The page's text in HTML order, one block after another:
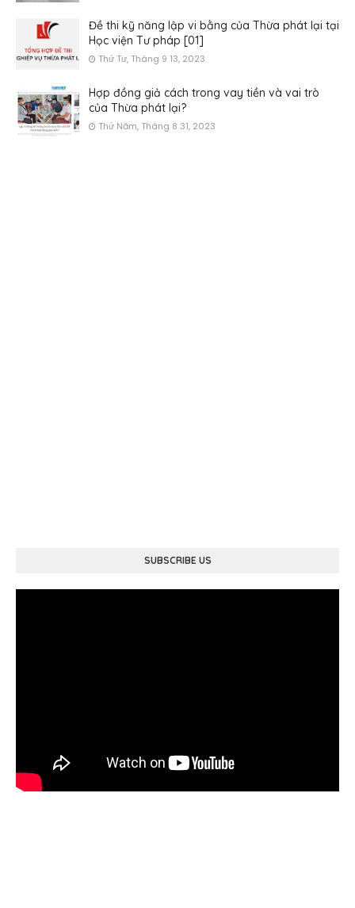
Đề thi kỹ năng lập vi bằng của Thừa phát lại tại
Học viện Tư pháp [01]
Thứ Tư, Tháng 9 13, 2023
Hợp đồng giả cách trong vay tiền và vai trò
của Thừa phát lại?
Thứ Năm, Tháng 8 31, 2023
SUBSCRIBE US